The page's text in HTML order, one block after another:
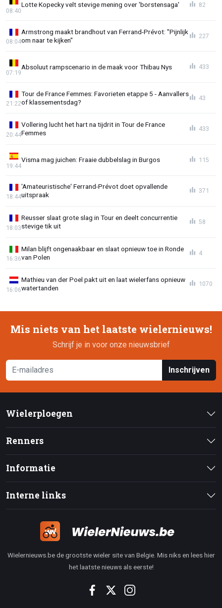
Lotte Kopecky velt stevige mening over 'borstensaga'
08:40
82
Armstrong maakt brandhout van Ferrand-Prévot: "Pijnlijk
om naar te kijken"
08:04
227
Absoluut rampscenario in de maak voor Thibau Nys
07:19
433
Tour de France Femmes: Favorieten etappe 5 - Aanvallers
of klassementsdag?
21:22
43
Vollering lucht het hart na tijdrit in Tour de France
Femmes
20:44
433
Visma mag juichen: Fraaie dubbelslag in Burgos
19:44
115
'Amateuristische' Ferrand-Prévot doet opvallende
uitspraak
18:44
371
Reusser slaat grote slag in Tour en deelt concurrentie
stevige tik uit
18:03
58
Milan blijft ongenaakbaar en slaat opnieuw toe in Ronde
van Polen
16:36
4
Mathieu van der Poel pakt uit en laat wielerfans opnieuw
watertanden
16:06
1070
Mis niets van het laatste wielernieuws!
Schrijf je in voor onze nieuwsbrief
Inschrijven
Wielerploegen
Renners
Informatie
Interne links
Wielernieuws.be de grootste wieler site van Belgie. Mis niks en lees hier
het laatste nieuws als eerste!